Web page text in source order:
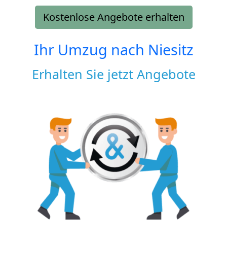
Kostenlose Angebote erhalten
Ihr Umzug nach Niesitz
Erhalten Sie jetzt Angebote